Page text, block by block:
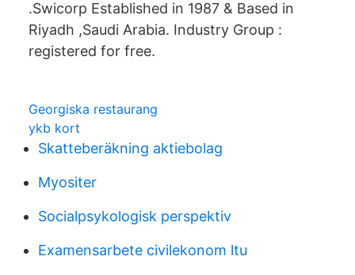
.Swicorp Established in 1987 & Based in
Riyadh ,Saudi Arabia. Industry Group :
registered for free.
Georgiska restaurang
ykb kort
Skatteberäkning aktiebolag
Myositer
Socialpsykologisk perspektiv
Examensarbete civilekonom ltu